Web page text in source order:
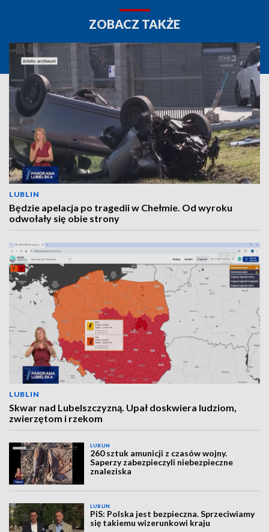
ZOBACZ TAKŻE
LUBLIN
Będzie apelacja po tragedii w Chełmie. Od wyroku
odwołały się obie strony
LUBLIN
Skwar nad Lubelszczyzną. Upał doskwiera ludziom,
zwierzętom i rzekom
LUBLIN
260 sztuk amunicji z czasów wojny.
Saperzy zabezpieczyli niebezpieczne
znaleziska
LUBLIN
PiS: Polska jest bezpieczna. Sprzeciwiamy
się takiemu wizerunkowi kraju